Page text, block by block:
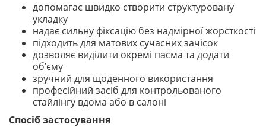
допомагає швидко створити структуровану
укладку
надає сильну фіксацію без надмірної жорсткості
підходить для матових сучасних зачісок
дозволяє виділити окремі пасма та додати
об’єму
зручний для щоденного використання
професійний засіб для контрольованого
стайлінгу вдома або в салоні
Спосіб застосування